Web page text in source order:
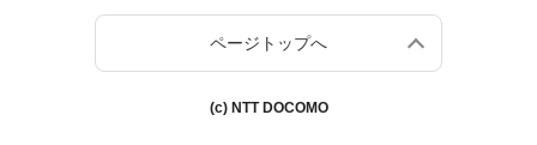
ページトップへ
(c) NTT DOCOMO